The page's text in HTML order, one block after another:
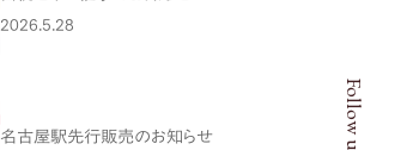
Follow us
2026.5.28
名古屋駅先行販売のお知らせ